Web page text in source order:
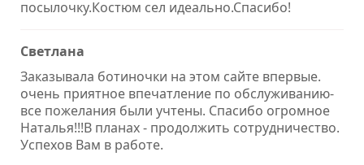
посылочку.Костюм сел идеально.Спасибо!
Светлана
Заказывала ботиночки на этом сайте впервые.
очень приятное впечатление по обслуживанию-
все пожелания были учтены. Спасибо огромное
Наталья!!!В планах - продолжить сотрудничество.
Успехов Вам в работе.